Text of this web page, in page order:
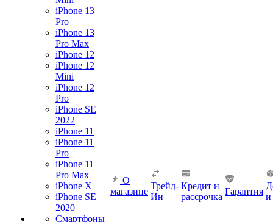
iPhone 13
Pro
iPhone 13
Pro Max
iPhone 12
iPhone 12
Mini
iPhone 12
Pro
iPhone SE
2022
iPhone 11
iPhone 11
Pro
iPhone 11
Pro Max
iPhone X
iPhone SE
2020
Смартфоны
О
магазине
Трейд-
Ин
Кредит и
рассрочка
Гарантия
и